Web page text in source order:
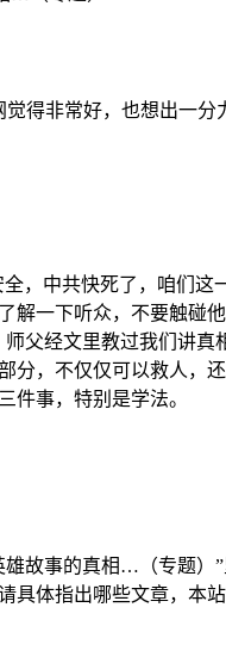
觉得非常好，也想出一
，中共快死了，咱们这
解一下听众，不要触碰
父经文里教过我们讲真
分，不仅仅可以救人，
件事，特别是学法。
故事的真相…（专题）”
具体指出哪些文章，本站